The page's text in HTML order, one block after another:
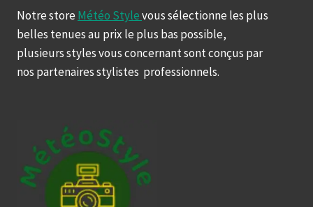
Notre store Météo Stylevous sélectionne les plus
belles tenues au prix le plus bas possible,
plusieurs styles vous concernant sont conçus par
nos partenaires stylistes professionnels.